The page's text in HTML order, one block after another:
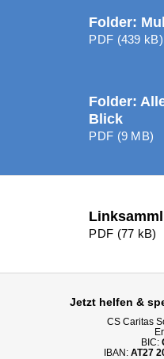
Folder:
PDF (439 kB)
Folder:
Blick
PDF (9 MB)
PDF (77 kB)
Jetzt helfen &
CS Caritas
BIC:
IBAN: AT27